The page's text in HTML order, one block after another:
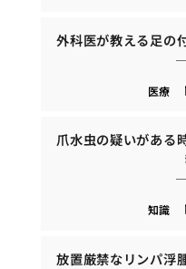
外科医が教える足の
医療
爪水虫の疑いがある
知識
放置厳禁なリンパ浮